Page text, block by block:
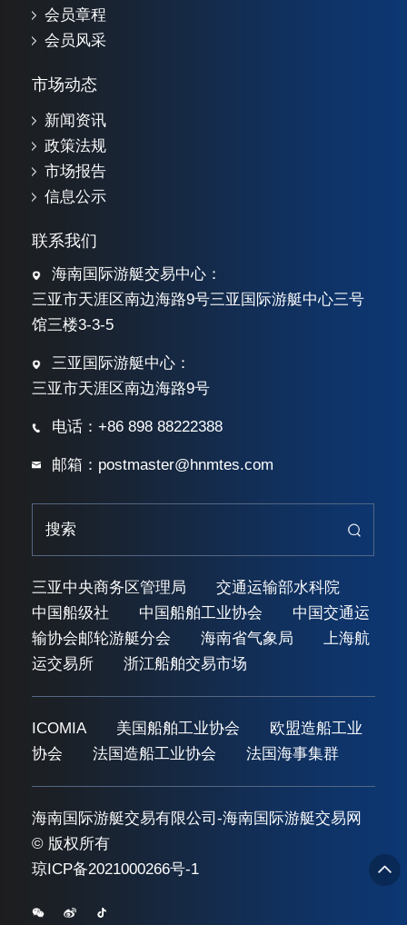
会员章程
会员风采
市场动态
新闻资讯
政策法规
市场报告
信息公示
联系我们
海南国际游艇交易中心：
三亚市天涯区南边海路9号三亚国际游艇中心三号
馆三楼3-3-5
三亚国际游艇中心：
三亚市天涯区南边海路9号
电话：+86 898 88222388
邮箱：postmaster@hnmtes.com
三亚中央商务区管理局
交通运输部水科院
中国船级社
中国船舶工业协会
中国交通运
输协会邮轮游艇分会
海南省气象局
上海航
运交易所
浙江船舶交易市场
ICOMIA 美国船舶工业协会
欧盟造船工业
协会
法国造船工业协会 法国海事集群
海南国际游艇交易有限公司-海南国际游艇交易网
© 版权所有
琼ICP备2021000266号-1